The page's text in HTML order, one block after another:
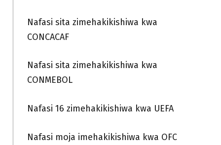
Nafasi sita zimehakikishiwa kwa
CONCACAF
Nafasi sita zimehakikishiwa kwa
CONMEBOL
Nafasi 16 zimehakikishiwa kwa UEFA
Nafasi moja imehakikishiwa kwa OFC